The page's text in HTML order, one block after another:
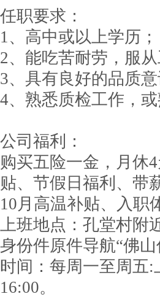
任职要求：
1、高中或以上学历
2、能吃苦耐劳，服
3、具有良好的品质
4、熟悉质检工作，
公司福利：
购买五险一金，月休
贴、节假日福利、带
10月高温补贴、入职
上班地点：孔堂村附
身份件原件导航“佛
时间：每周一至周五:
16:00。